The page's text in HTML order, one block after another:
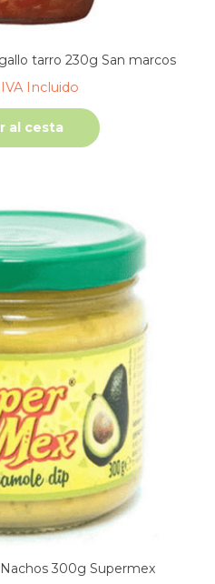
tarro 230g San marcos
IVA Incluido
al cesta
300g Supermex